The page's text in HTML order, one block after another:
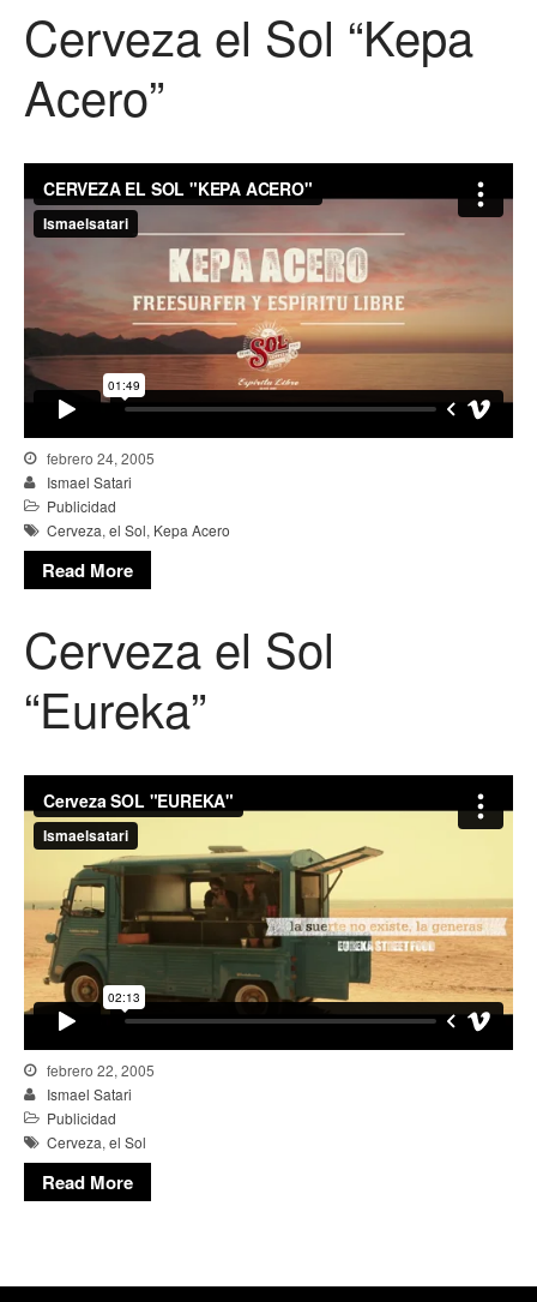
Cerveza el Sol “Kepa
Acero”
febrero 24, 2005
Ismael Satari
Publicidad
Cerveza, el Sol, Kepa Acero
Read More
Cerveza el Sol
“Eureka”
febrero 22, 2005
Ismael Satari
Publicidad
Cerveza, el Sol
Read More